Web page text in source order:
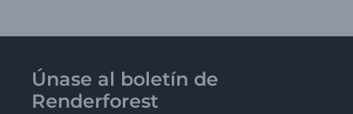
Únase al boletín de
Renderforest